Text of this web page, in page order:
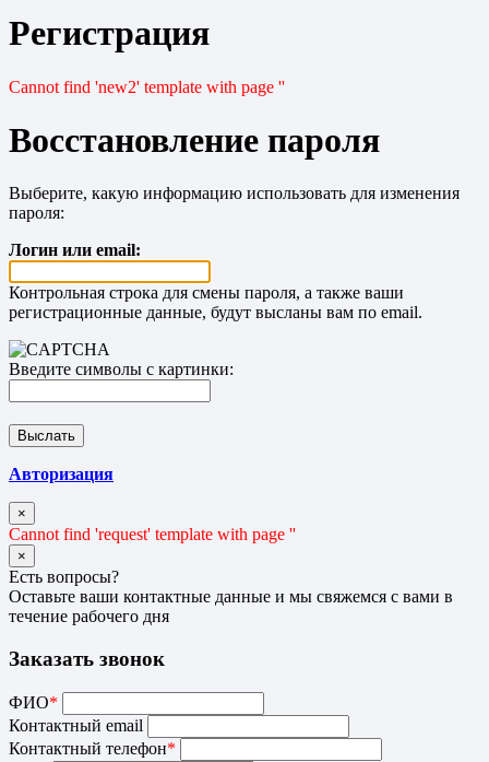
Регистрация
Cannot find 'new2' template with page ''
Восстановление пароля
Выберите, какую информацию использовать для изменения
пароля:
Логин или email:
Контрольная строка для смены пароля, а также ваши
регистрационные данные, будут высланы вам по email.
Введите символы с картинки:
Авторизация
×
Cannot find 'request' template with page ''
×
Есть вопросы?
Оставьте ваши контактные данные и мы свяжемся с вами в
течение рабочего дня
Заказать звонок
ФИО*
Контактный email
Контактный телефон*